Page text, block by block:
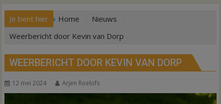
Je bent hier Home
Nieuws
Weerbericht door Kevin van Dorp
WEERBERICHT DOOR KEVIN VAN DORP
12 mei 2024 Arjen Roelofs